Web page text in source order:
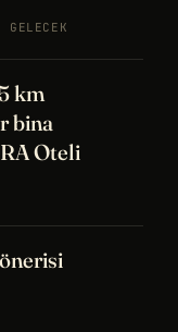
GELECEK
km
bina
Oteli